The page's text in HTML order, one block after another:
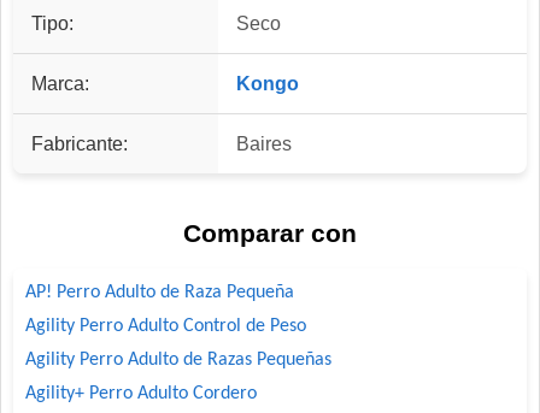
Tipo: Seco
Marca: Kongo
Fabricante: Baires
Comparar con
AP! Perro Adulto de Raza Pequeña
Agility Perro Adulto Control de Peso
Agility Perro Adulto de Razas Pequeñas
Agility+ Perro Adulto Cordero